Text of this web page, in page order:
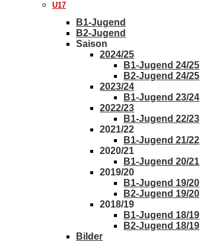
U17
B1-Jugend
B2-Jugend
Saison
2024/25
B1-Jugend 24/25
B2-Jugend 24/25
2023/24
B1-Jugend 23/24
2022/23
B1-Jugend 22/23
2021/22
B1-Jugend 21/22
2020/21
B1-Jugend 20/21
2019/20
B1-Jugend 19/20
B2-Jugend 19/20
2018/19
B1-Jugend 18/19
B2-Jugend 18/19
Bilder